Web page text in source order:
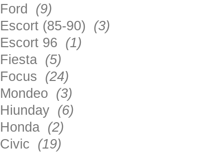
Ford (9)
Escort (85-90) (3)
Escort 96 (1)
Fiesta (5)
Focus (24)
Mondeo (3)
Hiunday (6)
Honda (2)
Civic (19)